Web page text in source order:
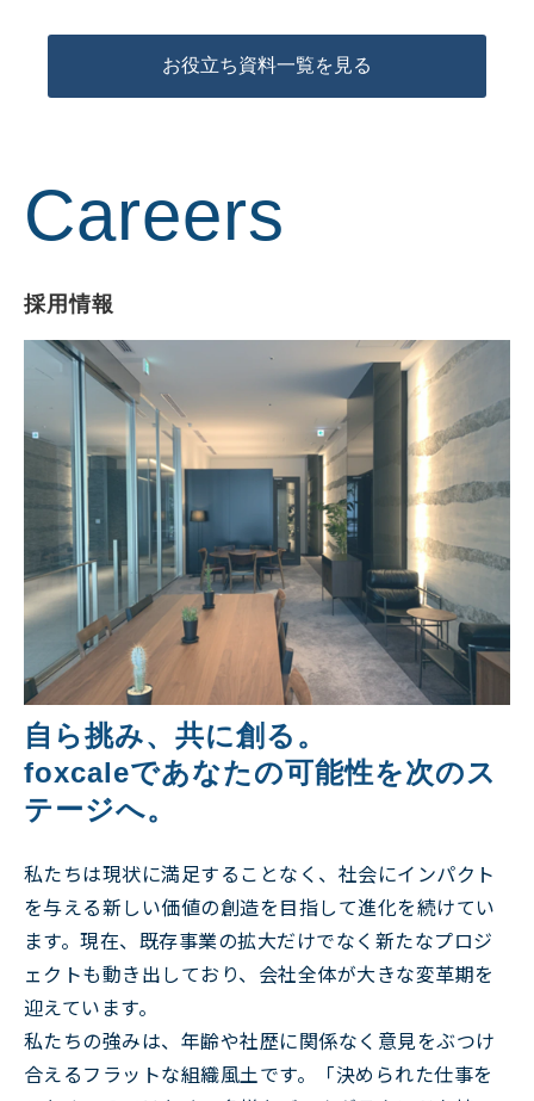
お役立ち資料一覧を見る
Careers
採用情報
自ら挑み、共に創る。
foxcaleであなたの可能性を次のス
テージへ。
私たちは現状に満足することなく、社会にインパクト
を与える新しい価値の創造を目指して進化を続けてい
ます。現在、既存事業の拡大だけでなく新たなプロジ
ェクトも動き出しており、会社全体が大きな変革期を
迎えています。
私たちの強みは、年齢や社歴に関係なく意見をぶつけ
合えるフラットな組織風土です。「決められた仕事を